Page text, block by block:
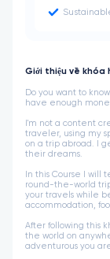
Giới thiệu về khóa
Do you want to
have enough
I'm not a content
traveler, using my
on a trip abroad. I
their dreams.
In this Course I
round-the-world
your travels while
accommodation,
After following this
the world on
adventurous you